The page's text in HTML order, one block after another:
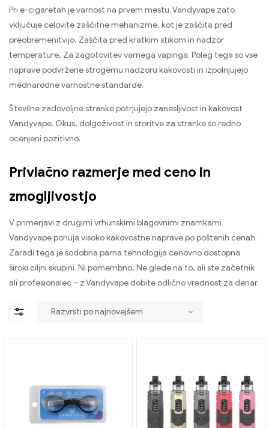
Pri e-cigaretah je varnost na prvem mestu. Vandyvape zato
vključuje celovite zaščitne mehanizme, kot je zaščita pred
preobremenitvijo, Zaščita pred kratkim stikom in nadzor
temperature, Za zagotovitev varnega vapinga. Poleg tega so vse
naprave podvržene strogemu nadzoru kakovosti in izpolnjujejo
mednarodne varnostne standarde.
Številne zadovoljne stranke potrjujejo zanesljivost in kakovost
Vandyvape. Okus, dolgoživost in storitve za stranke so redno
ocenjeni pozitivno.
Privlačno razmerje med ceno in
zmogljivostjo
V primerjavi z drugimi vrhunskimi blagovnimi znamkami
Vandyvape ponuja visoko kakovostne naprave po poštenih cenah.
Zaradi tega je sodobna parna tehnologija cenovno dostopna
široki ciljni skupini. Ni pomembno, Ne glede na to, ali ste začetnik
ali profesionalec – z Vandyvape dobite odlično vrednost za denar.